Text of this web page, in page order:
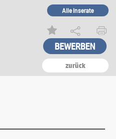
zurück
Alle Inserate